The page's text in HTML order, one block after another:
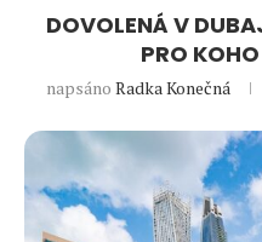
DOVOLENÁ V
PRO
napsáno Radka Konečná